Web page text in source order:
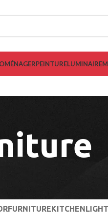
PEINTURELUMINAIRE
FURNITUREKITCHEN